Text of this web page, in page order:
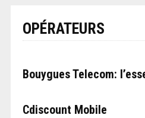
OPÉRATEURS
Bouygues Telecom:
Cdiscount Mobile